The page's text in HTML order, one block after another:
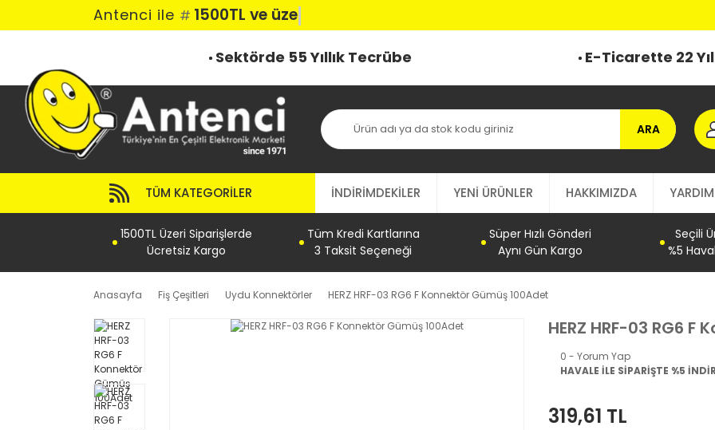
Antenci ile # 1500TL ve üzeri ka
Sektörde 55 Yıllık Tecrübe E-Ticarette 22
ARA
TÜM KATEGORILER İNDİRİMDEKİLER YENİ ÜRÜNLER HAKKIMIZDA YARDIM
1500TL Üzeri Siparişlerde
Ücretsiz Kargo
Tüm Kredi Kartlarına
3 Taksit Seçeneği
Süper Hızlı Gönderi
Aynı Gün Kargo
Seçili
%5
Anasayfa Fiş Çeşitleri Uydu Konnektörler HERZ HRF-03 RG6 F Konnektör Gümüş 100Adet
HERZ HRF-03 RG6
0 - Yorum Yap
HAVALE İLE SİPARİŞTE %5
319,61 TL